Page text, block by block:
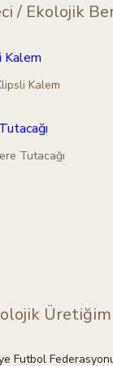
/ Ekolojik
Kalem
Tutacağı